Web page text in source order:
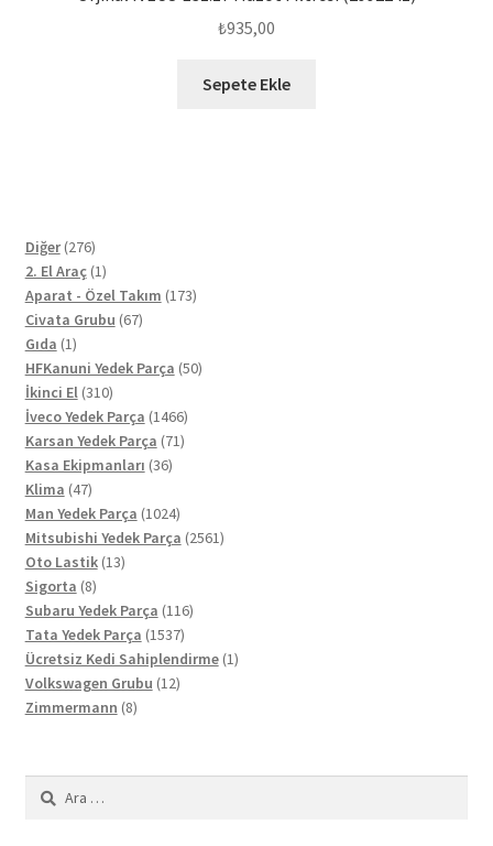
₺935,00
Sepete Ekle
Diğer 276276
ürün
2. El Araç 11
ürün
Aparat - Özel Takım 173173
Civata Grubu 6767
Gıda 11
ürün
HFKanuni Yedek Parça 5050
İkinci El 310310
ürün
İveco Yedek Parça 14661466
ürün
Karsan Yedek Parça 7171
Kasa Ekipmanları 3636
Klima 4747
ürün
Man Yedek Parça 10241024
ürün
Mitsubishi Yedek Parça 25612561
Oto Lastik 1313
Sigorta 88
ürün
Subaru Yedek Parça 116116
Tata Yedek Parça 15371537
ürün
Ücretsiz Kedi Sahiplendirme 11
Volkswagen Grubu 1212
Zimmermann 88
Arama: